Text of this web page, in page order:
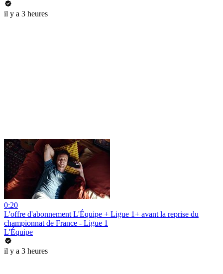
il y a 3 heures
0:20
L'offre d'abonnement L'Équipe + Ligue 1+ avant la reprise du
championnat de France - Ligue 1
L'Équipe
il y a 3 heures